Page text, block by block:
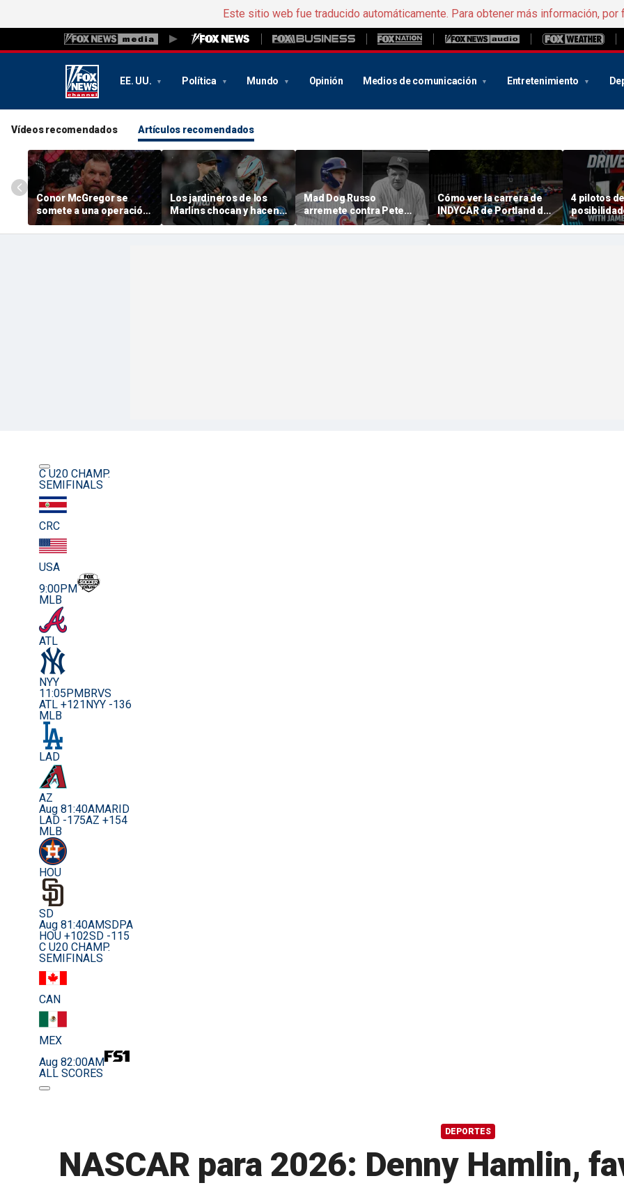
Este sitio web fue traducido automáticamente. Para obtener más información, por
EE. UU. Política Mundo Opinión Medios de comunicación Entretenimiento
Vídeos recomendados Artículos recomendados
Conor McGregor se
somete a una operación
por la rotura del
ligamento cruzado
Los jardineros de los
Marlins chocan y hacen
que una bola alta salga
por encima de la valla, lo
Mad Dog Russo
arremete contra Pete
Crow-Armstrong por sus
comentarios
Cómo ver la carrera de
INDYCAR de Portland de
2026: hora de inicio,
fecha, canal de
4 pilotos
alcanzar a
la lucha
C U20 CHAMP.
SEMIFINALS
CRC
USA
9:00PM
MLB
ATL
NYY
11:05PM BRVS
ATL +121 NYY -136
MLB
LAD
AZ
Aug 81:40AMARID
LAD -175AZ +154
MLB
HOU
SD
Aug 81:40AMSDPA
HOU +102SD -115
C U20 CHAMP.
SEMIFINALS
CAN
MEX
Aug 82:00AM
ALL SCORES
DEPORTES
NASCAR para 2026: Denny Hamlin,